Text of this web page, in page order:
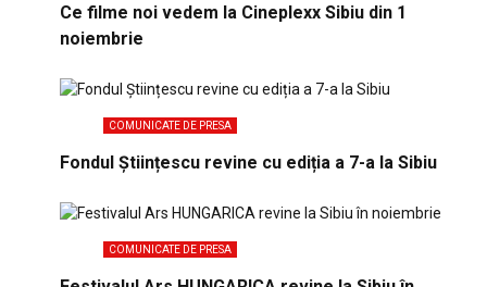
Ce filme noi vedem la Cineplexx Sibiu din 1
noiembrie
COMUNICATE DE PRESA
Fondul Științescu revine cu ediția a 7-a la Sibiu
COMUNICATE DE PRESA